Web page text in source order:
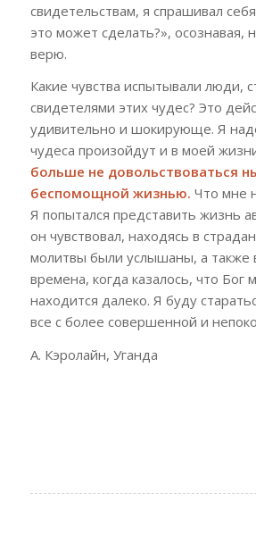
свидетельствам, я спрашивал
это может сделать?», осознавая,
верю.
Какие чувства испытывали люди,
свидетелями этих чудес? Это
удивительно и шокирующе. Я
чудеса произойдут и в моей
больше не довольствоваться
беспомощной жизнью. Что мне
Я попытался представить жизнь
он чувствовал, находясь в
молитвы были услышаны, а также
времена, когда казалось, что Бог
находится далеко. Я буду
все с более совершенной и
A. Кэролайн, Уганда